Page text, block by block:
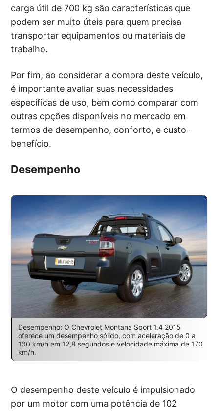
carga útil de 700 kg são características que
podem ser muito úteis para quem precisa
transportar equipamentos ou materiais de
trabalho.
Por fim, ao considerar a compra deste veículo,
é importante avaliar suas necessidades
específicas de uso, bem como comparar com
outras opções disponíveis no mercado em
termos de desempenho, conforto, e custo-
benefício.
Desempenho
Desempenho: O Chevrolet Montana Sport 1.4 2015
oferece um desempenho sólido, com aceleração de 0 a
100 km/h em 12,8 segundos e velocidade máxima de 170
km/h.
O desempenho deste veículo é impulsionado
por um motor com uma potência de 102